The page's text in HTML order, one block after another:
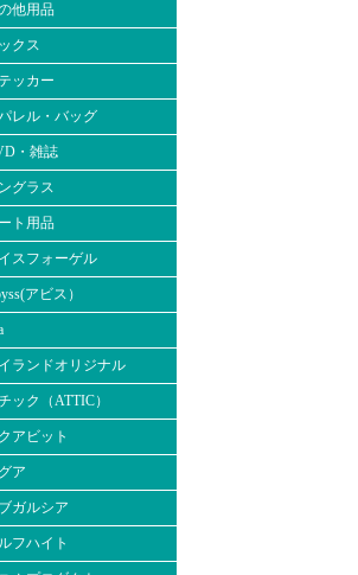
他用品
クス
ッカー
レル・バッグ
・雑誌
グラス
ト用品
スフォーゲル
アビス）
ランドオリジナル
ック（ATTIC）
アビット
ア
ガルシア
フハイト